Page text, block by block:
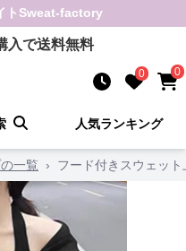
ト Sweat-factory
入で送料無料
0 0
人気ランキング
一覧 › フード付きスウェッ